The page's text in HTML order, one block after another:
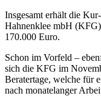
Insgesamt erhält die
Hahnenklee mbH
170.000 Euro.
Schon im Vorfeld –
sich die KFG im
Beratertage, welche für
nach monatelanger